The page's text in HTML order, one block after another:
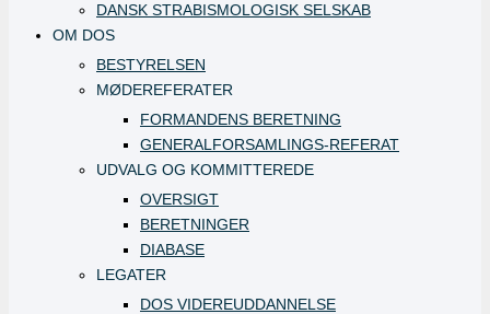
DANSK STRABISMOLOGISK SELSKAB
OM DOS
BESTYRELSEN
MØDEREFERATER
FORMANDENS BERETNING
GENERALFORSAMLINGS-REFERAT
UDVALG OG KOMMITTEREDE
OVERSIGT
BERETNINGER
DIABASE
LEGATER
DOS VIDEREUDDANNELSE